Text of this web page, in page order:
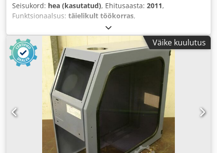
Seisukord: hea (kasutatud), Ehitusaasta: 2011,
Funktsionaalsus: täielikult töökorras,
Väike kuulutus